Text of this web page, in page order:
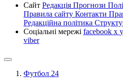
Сайт Редакція Прогнози
Правила сайту Контакти
Редакційна політика
Соціальні мережі facebook x
viber
Футбол 24